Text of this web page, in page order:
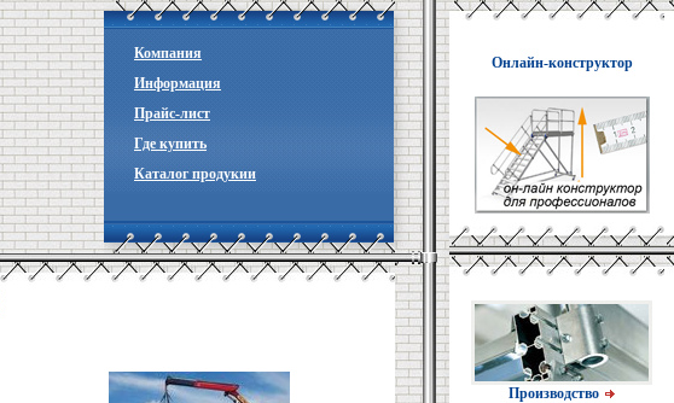
Компания
Информация
Прайc-лист
Где купить
Каталог продукии
Онлайн-конструктор
Производство